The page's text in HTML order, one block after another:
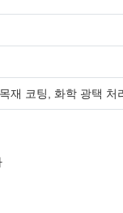
재 코팅, 화학 광택 처